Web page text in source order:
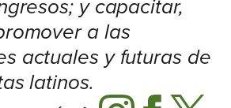
y capacitar,
a las
actuales y futuras de
latinos.